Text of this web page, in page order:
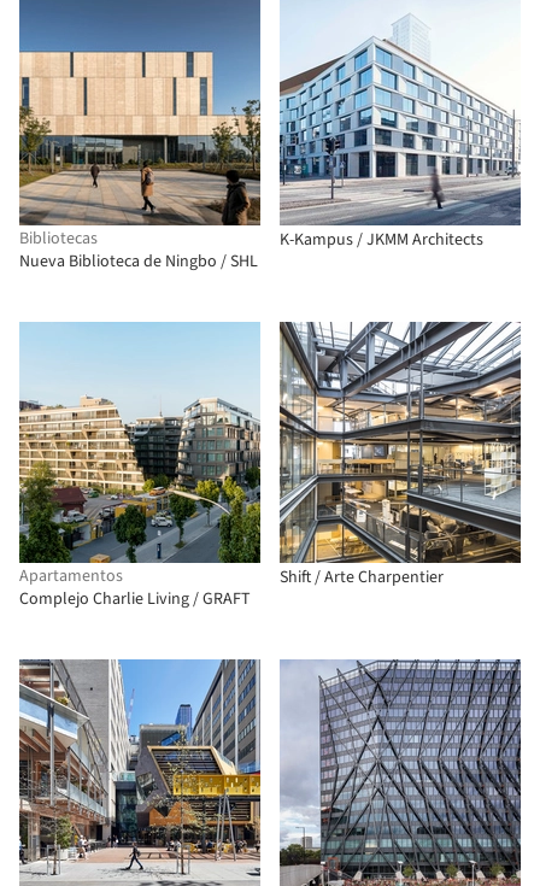
Bibliotecas
Nueva Biblioteca de Ningbo / SHL
K-Kampus / JKMM Architects
Apartamentos
Complejo Charlie Living / GRAFT
Shift / Arte Charpentier